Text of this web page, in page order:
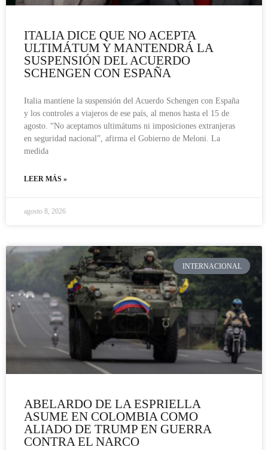
ITALIA DICE QUE NO ACEPTA
ULTIMÁTUM Y MANTENDRÁ LA
SUSPENSIÓN DEL ACUERDO
SCHENGEN CON ESPAÑA
Italia mantiene la suspensión del Acuerdo Schengen con España
y los controles a viajeros de ese país, al menos hasta el 15 de
agosto. “No aceptamos ultimátums ni imposiciones extranjeras
en seguridad nacional”, afirma el Gobierno de Meloni. La
medida
LEER MÁS »
agosto 8, 2026
INTERNACIONAL
ABELARDO DE LA ESPRIELLA
ASUME EN COLOMBIA COMO
ALIADO DE TRUMP EN GUERRA
CONTRA EL NARCO